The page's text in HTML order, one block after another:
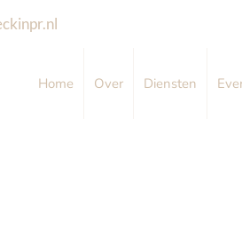
Home Over Diensten